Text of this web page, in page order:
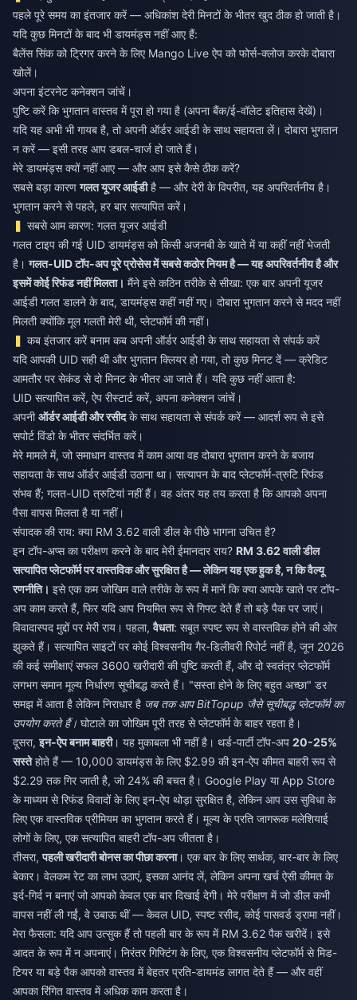
पहले पूरे समय का इंतजार करें — अधिकांश देरी मिनटों के भीतर खुद ठीक हो जाती है।
यदि कुछ मिनटों के बाद भी डायमंड्स नहीं आए हैं:
बैलेंस सिंक को ट्रिगर करने के लिए Mango Live ऐप को फोर्स-क्लोज करके दोबारा
खोलें।
अपना इंटरनेट कनेक्शन जांचें।
पुष्टि करें कि भुगतान वास्तव में पूरा हो गया है (अपना बैंक/ई-वॉलेट इतिहास देखें)।
यदि यह अभी भी गायब है, तो अपनी ऑर्डर आईडी के साथ सहायता लें। दोबारा भुगतान
न करें — इसी तरह आप डबल-चार्ज हो जाते हैं।
मेरे डायमंड्स क्यों नहीं आए — और आप इसे कैसे ठीक करें?
सबसे बड़ा कारणगलत यूजर आईडीहै — और देरी के विपरीत, यह अपरिवर्तनीय है।
भुगतान करने से पहले, हर बार सत्यापित करें।
सबसे आम कारण: गलत यूजर आईडी
गलत टाइप की गई UID डायमंड्स को किसी अजनबी के खाते में या कहीं नहीं भेजती
है।गलत-UID टॉप-अप पूरे प्रोसेस में सबसे कठोर नियम है — यह अपरिवर्तनीय है और
इसमें कोई रिफंड नहीं मिलता। मैंने इसे कठिन तरीके से सीखा: एक बार अपनी यूजर
आईडी गलत डालने के बाद, डायमंड्स कहीं नहीं गए। दोबारा भुगतान करने से मदद नहीं
मिलती क्योंकि मूल गलती मेरी थी, प्लेटफॉर्म की नहीं।
कब इंतजार करें बनाम कब अपनी ऑर्डर आईडी के साथ सहायता से संपर्क करें
यदि आपकी UID सही थी और भुगतान क्लियर हो गया, तो कुछ मिनट दें — क्रेडिट
आमतौर पर सेकंड से दो मिनट के भीतर आ जाते हैं। यदि कुछ नहीं आता है:
UID सत्यापित करें, ऐप रीस्टार्ट करें, अपना कनेक्शन जांचें।
अपनीऑर्डर आईडी और रसीदके साथ सहायता से संपर्क करें — आदर्श रूप से इसे
सपोर्ट विंडो के भीतर संदर्भित करें।
मेरे मामले में, जो समाधान वास्तव में काम आया वह दोबारा भुगतान करने के बजाय
सहायता के साथ ऑर्डर आईडी उठाना था। सत्यापन के बाद प्लेटफॉर्म-त्रुटि रिफंड
संभव हैं; गलत-UID त्रुटियां नहीं हैं। वह अंतर यह तय करता है कि आपको अपना
पैसा वापस मिलता है या नहीं।
संपादक की राय: क्या RM 3.62 वाली डील के पीछे भागना उचित है?
इन टॉप-अप्स का परीक्षण करने के बाद मेरी ईमानदार राय? RM 3.62 वाली डील
सत्यापित प्लेटफॉर्म पर वास्तविक और सुरक्षित है — लेकिन यह एक हुक है, न कि वैल्यू
रणनीति। इसे एक कम जोखिम वाले तरीके के रूप में मानें कि क्या आपके खाते पर टॉप-
अप काम करते हैं, फिर यदि आप नियमित रूप से गिफ्ट देते हैं तो बड़े पैक पर जाएं।
विवादास्पद मुद्दों पर मेरी राय। पहला,वैधता: सबूत स्पष्ट रूप से वास्तविक होने की ओर
झुकते हैं। सत्यापित साइटों पर कोई विश्वसनीय गैर-डिलीवरी रिपोर्ट नहीं है, जून 2026
की कई समीक्षाएं सफल 3600 खरीदारी की पुष्टि करती हैं, और दो स्वतंत्र प्लेटफॉर्म
लगभग समान मूल्य निर्धारण सूचीबद्ध करते हैं। "सस्ता होने के लिए बहुत अच्छा" डर
समझ में आता है लेकिन निराधार है जब तक आप BitTopup जैसे सूचीबद्ध प्लेटफॉर्म का
उपयोग करते हैं। घोटाले का जोखिम पूरी तरह से प्लेटफॉर्म के बाहर रहता है।
दूसरा,इन-ऐप बनाम बाहरी। यह मुकाबला भी नहीं है। थर्ड-पार्टी टॉप-अप 20-25%
सस्तेहोते हैं — 10,000 डायमंड्स के लिए $2.99 की इन-ऐप कीमत बाहरी रूप से
$2.29 तक गिर जाती है, जो 24% की बचत है। Google Play या App Store
के माध्यम से रिफंड विवादों के लिए इन-ऐप थोड़ा सुरक्षित है, लेकिन आप उस सुविधा के
लिए एक वास्तविक प्रीमियम का भुगतान करते हैं। मूल्य के प्रति जागरूक मलेशियाई
लोगों के लिए, एक सत्यापित बाहरी टॉप-अप जीतता है।
तीसरा,पहली खरीदारी बोनस का पीछा करना। एक बार के लिए सार्थक, बार-बार के लिए
बेकार। वेलकम रेट का लाभ उठाएं, इसका आनंद लें, लेकिन अपना खर्च ऐसी कीमत के
इर्द-गिर्द न बनाएं जो आपको केवल एक बार दिखाई देगी। मेरे परीक्षण में जो डील कभी
वापस नहीं ली गईं, वे उबाऊ थीं — केवल UID, स्पष्ट रसीद, कोई पासवर्ड ड्रामा नहीं।
मेरा फैसला: यदि आप उत्सुक हैं तो पहली बार के रूप में RM 3.62 पैक खरीदें। इसे
आदत के रूप में न अपनाएं। निरंतर गिफ्टिंग के लिए, एक विश्वसनीय प्लेटफॉर्म से मिड-
टियर या बड़े पैक आपको वास्तव में बेहतर प्रति-डायमंड लागत देते हैं — और वहीं
आपका रिंगित वास्तव में अधिक काम करता है।